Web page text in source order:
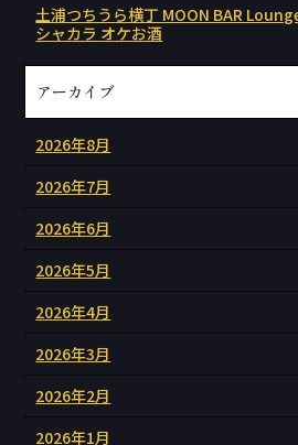
土浦つちうら横丁 MOON BAR
シャカラ オケお酒
アーカイブ
2026年8月
2026年7月
2026年6月
2026年5月
2026年4月
2026年3月
2026年2月
2026年1月